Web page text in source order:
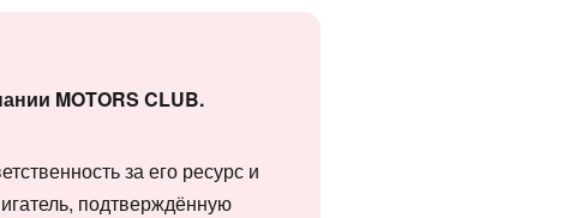
MOTORS CLUB.
за его ресурс и
подтверждённую